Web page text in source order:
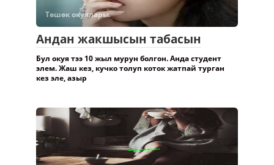
Төшөк окуялары.
Андан жакшысын табасын
Бул окуя тээ 10 жыл мурун болгон. Анда студент
элем. Жаш кез, кучко толуп коток жатпай турган
кез эле, азыр